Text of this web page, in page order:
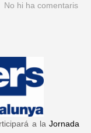
No hi ha comentaris
a la Jornada